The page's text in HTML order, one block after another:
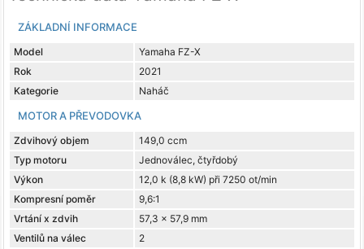
ZÁKLADNÍ INFORMACE
Model
Yamaha FZ-X
Rok
2021
Kategorie
Naháč
MOTOR A PŘEVODOVKA
Zdvihový objem
149,0 ccm
Typ motoru
Jednoválec, čtyřdobý
Výkon
12,0 k (8,8 kW) při 7250 ot/min
Kompresní poměr
9,6:1
Vrtání x zdvih
57,3 x 57,9 mm
Ventilů na válec
2